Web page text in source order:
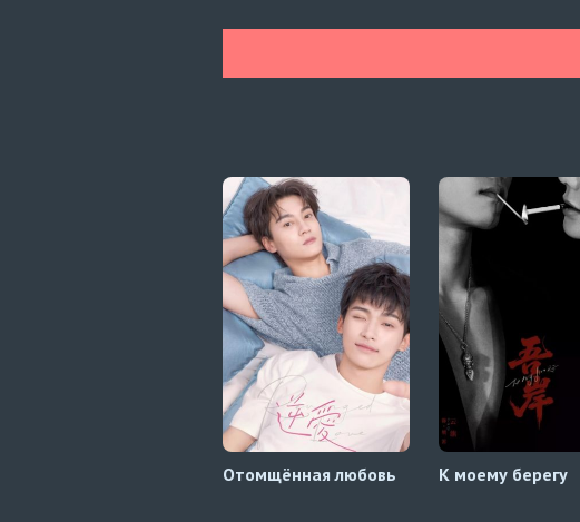
Отомщённая любовь К моему берегу